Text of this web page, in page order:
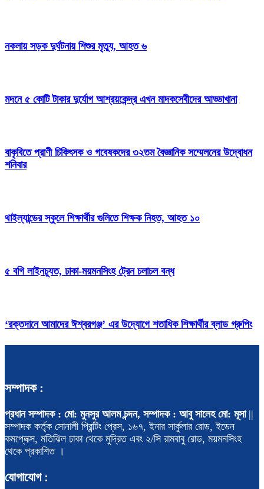
নকলায় সড়ক দুর্ঘটনায় শিশুর মৃত্যু, আহত ৬
মদনে ৫ কোটি টাকার দুর্যোগ আশ্রয়কেন্দ্র এখন মাদকসেবীদের আড্ডাখানা
বাকৃবিতে প্রাণী চিকিৎসক ও গবেষকদের ৩২তম বৈজ্ঞানিক সম্মেলনের উদ্বোধন
শনিবার
থাইল্যান্ডের স্কুলে শিক্ষার্থীর গুলিতে শিক্ষক নিহত, আহত ১০
৫ বগি লাইনচ্যুত, ঢাকা-ময়মনসিংহ ট্রেন চলাচল বন্ধ
‘রক্তদানে আমাদের ঈশ্বরগঞ্জ’ এর উদ্যোগে শতাধিক শিক্ষার্থীর ব্লাড গ্রুপিং
সম্পাদক :
প্রধান সম্পাদক : মো: মুনসুর আলম চন্দন, সম্পাদক : আবু সালেহ মো: মূসা||
সম্পাদক কর্তৃক সোনালী প্রিন্টিং প্রেস, ১৬৭, ইনার সার্কুলার রোড, ইডেন
কমপ্লেক্স, মতিঝিল ঢাকা থেকে মুদ্রিত এবং ২/সি রামবাবু রোড, ময়মনসিংহ
থেকে প্রকাশিত ।
যোগাযোগ :